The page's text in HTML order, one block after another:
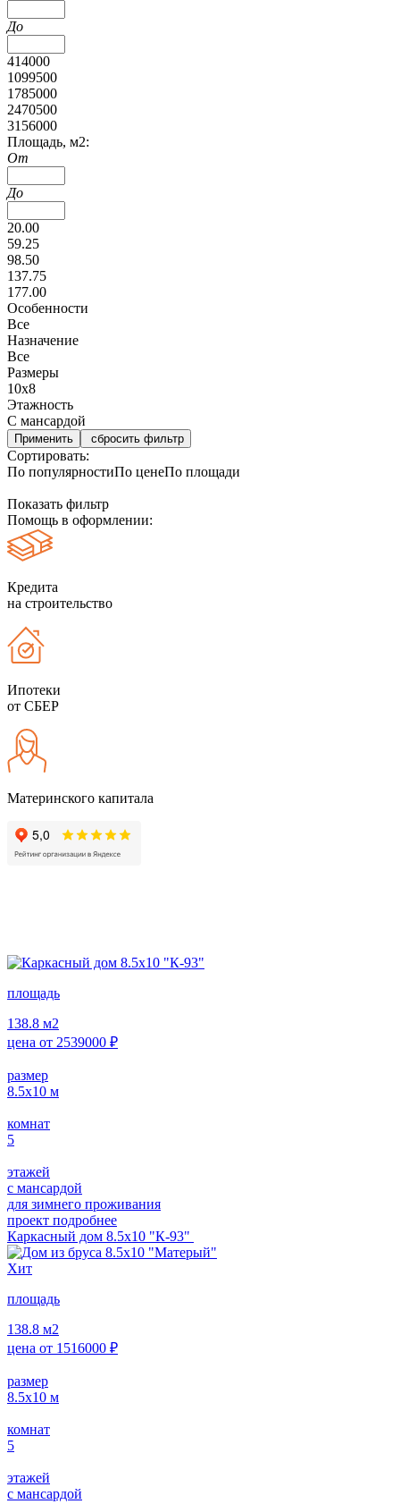
До
414000
1099500
1785000
2470500
3156000
Площадь, м2:
От
До
20.00
59.25
98.50
137.75
177.00
Особенности
Все
Назначение
Все
Размеры
10х8
Этажность
С мансардой
сбросить фильтр
Сортировать:
По популярностиПо ценеПо площади
Показать фильтр
Помощь в оформлении:
Кредита
на строительство
Ипотеки
от СБЕР
Материнского капитала
площадь
138.8 м2
цена от 2539000 ₽
размер
8.5х10 м
комнат
5
этажей
с мансардой
для зимнего проживания
проект подробнее
Каркасный дом 8.5х10 "К-93"
Хит
площадь
138.8 м2
цена от 1516000 ₽
размер
8.5х10 м
комнат
5
этажей
с мансардой